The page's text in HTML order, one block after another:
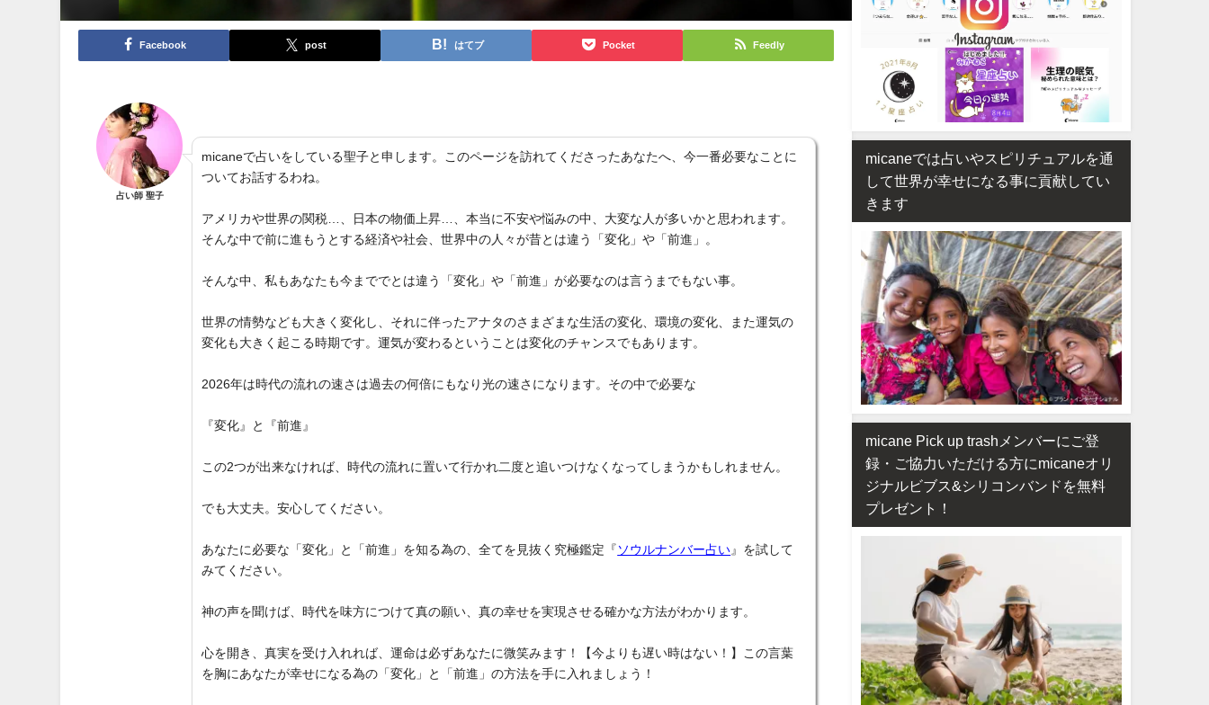
Facebook post はてブ Pocket Feedly
占い師 聖子
micaneで占いをしている聖子と申します。このページを訪れてくださったあなたへ、今一番必要なことに
ついてお話するわね。
アメリカや世界の関税…、日本の物価上昇…、本当に不安や悩みの中、大変な人が多いかと思われます。
そんな中で前に進もうとする経済や社会、世界中の人々が昔とは違う「変化」や「前進」。
そんな中、私もあなたも今まででとは違う「変化」や「前進」が必要なのは言うまでもない事。
世界の情勢なども大きく変化し、それに伴ったアナタのさまざまな生活の変化、環境の変化、また運気の
変化も大きく起こる時期です。運気が変わるということは変化のチャンスでもあります。
2026年は時代の流れの速さは過去の何倍にもなり光の速さになります。その中で必要な
『変化』と『前進』
この2つが出来なければ、時代の流れに置いて行かれ二度と追いつけなくなってしまうかもしれません。
でも大丈夫。安心してください。
あなたに必要な「変化」と「前進」を知る為の、全てを見抜く究極鑑定『 ソウルナンバー占い 』を試して
みてください。
神の声を聞けば、時代を味方につけて真の願い、真の幸せを実現させる確かな方法がわかります。
心を開き、真実を受け入れれば、運命は必ずあなたに微笑みます！【今よりも遅い時はない！】この言葉
を胸にあなたが幸せになる為の「変化」と「前進」の方法を手に入れましょう！
micaneでは占いやスピリチュアルを通
して世界が幸せになる事に貢献してい
きます
micane Pick up trashメンバーにご登
録・ご協力いただける方にmicaneオリ
ジナルビブス&シリコンバンドを無料
プレゼント！